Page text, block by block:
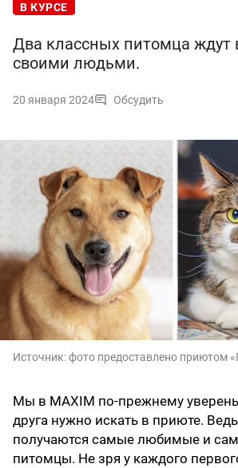
В КУРСЕ
Два классных питомца ждут
своими людьми.
20 января 2024 Обсудить
Источник:фото предоставлено приютом
Мы в MAXIM по-прежнему
друга нужно искать в приюте.
получаются самые любимые и
питомцы. Не зря у каждого